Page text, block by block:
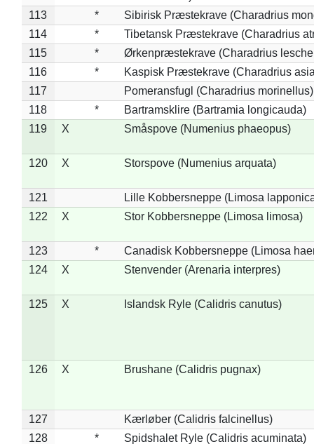
113
*
Sibirisk Præstekrave (Charadrius
114
*
Tibetansk Præstekrave (Charadrius
115
*
Ørkenpræstekrave (Charadrius
116
*
Kaspisk Præstekrave (Charadrius
117
Pomeransfugl (Charadrius morinellus)
118
*
Bartramsklire (Bartramia longicauda)
119
X Småspove (Numenius phaeopus)
120 X Storspove (Numenius arquata)
121
Lille Kobbersneppe (Limosa
122
X Stor Kobbersneppe (Limosa limosa)
123 *
Canadisk Kobbersneppe (Limosa
124
X Stenvender (Arenaria interpres)
125 X Islandsk Ryle (Calidris canutus)
126 X Brushane (Calidris pugnax)
127
Kærløber (Calidris falcinellus)
128
*
Spidshalet Ryle (Calidris acuminata)